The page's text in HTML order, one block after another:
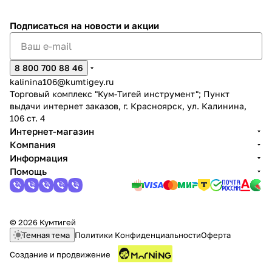
Подписаться на новости и акции
8 800 700 88 46
kalinina106@kumtigey.ru
Торговый комплекс "Кум-Тигей инструмент"; Пункт
выдачи интернет заказов, г. Красноярск, ул. Калинина,
106 ст. 4
Интернет-магазин
Компания
Информация
Помощь
© 2026 Кумтигей
Темная тема Политики КонфиденциальностиОферта
Создание и продвижение